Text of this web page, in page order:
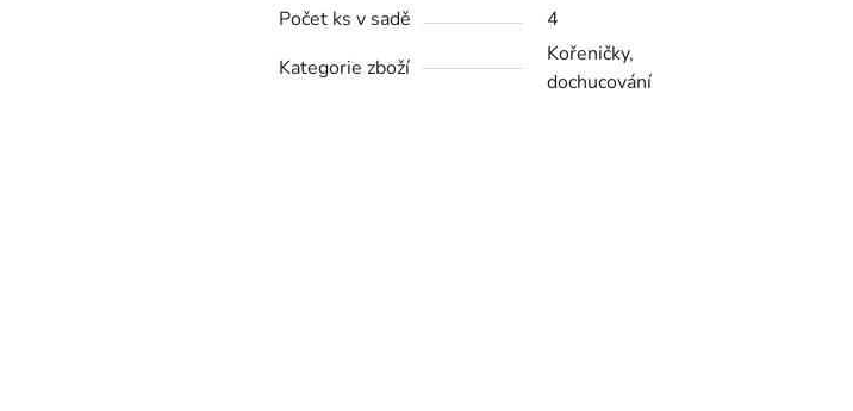
Počet ks v sadě
4
Kategorie zboží
Kořeničky,
dochucování